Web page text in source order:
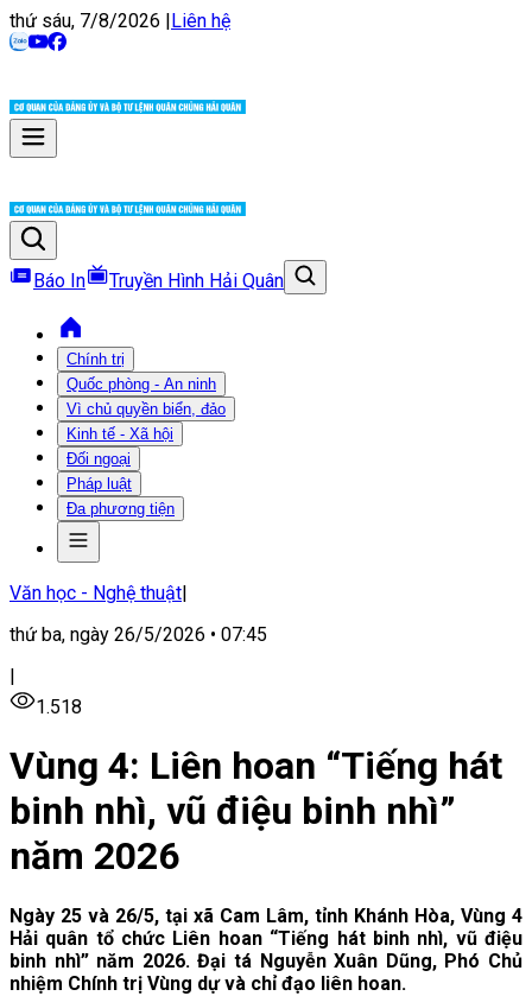
thứ sáu, 7/8/2026 |Liên hệ
Báo In Truyền Hình Hải Quân
Chính trị
Quốc phòng - An ninh
Vì chủ quyền biển, đảo
Kinh tế - Xã hội
Đối ngoại
Pháp luật
Đa phương tiện
Văn học - Nghệ thuật|
thứ ba, ngày 26/5/2026 • 07:45
|
1.518
Vùng 4: Liên hoan “Tiếng hát
binh nhì, vũ điệu binh nhì”
năm 2026
Ngày 25 và 26/5, tại xã Cam Lâm, tỉnh Khánh Hòa, Vùng 4
Hải quân tổ chức Liên hoan “Tiếng hát binh nhì, vũ điệu
binh nhì” năm 2026. Đại tá Nguyễn Xuân Dũng, Phó Chủ
nhiệm Chính trị Vùng dự và chỉ đạo liên hoan.